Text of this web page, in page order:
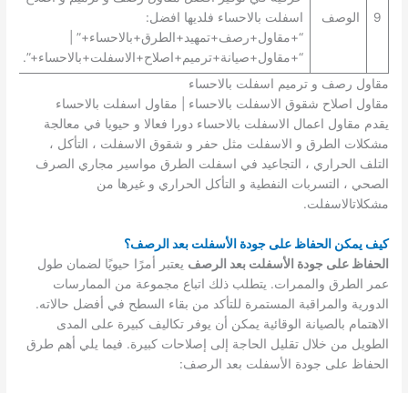
9 الوصف
اسفلت بالاحساء فلديها افضل:
“+مقاول+رصف+تمهيد+الطرق+بالاحساء+” |
“+مقاول+صيانة+ترميم+اصلاح+الاسفلت+بالاحساء+”.
مقاول رصف و ترميم اسفلت بالاحساء
مقاول اصلاح شقوق الاسفلت بالاحساء | مقاول اسفلت بالاحساء
يقدم مقاول اعمال الاسفلت بالاحساء دورا فعالا و حيويا في معالجة
مشكلات الطرق و الاسفلت مثل حفر و شقوق الاسفلت ، التأكل ،
التلف الحراري ، التجاعيد في اسفلت الطرق مواسير مجاري الصرف
الصحي ، التسربات النفطية و التأكل الحراري و غيرها من
مشكلاتالاسفلت.
كيف يمكن الحفاظ على جودة الأسفلت بعد الرصف؟
الحفاظ على جودة الأسفلت بعد الرصف يعتبر أمرًا حيويًا لضمان طول
عمر الطرق والممرات. يتطلب ذلك اتباع مجموعة من الممارسات
الدورية والمراقبة المستمرة للتأكد من بقاء السطح في أفضل حالاته.
الاهتمام بالصيانة الوقائية يمكن أن يوفر تكاليف كبيرة على المدى
الطويل من خلال تقليل الحاجة إلى إصلاحات كبيرة. فيما يلي أهم طرق
الحفاظ على جودة الأسفلت بعد الرصف: